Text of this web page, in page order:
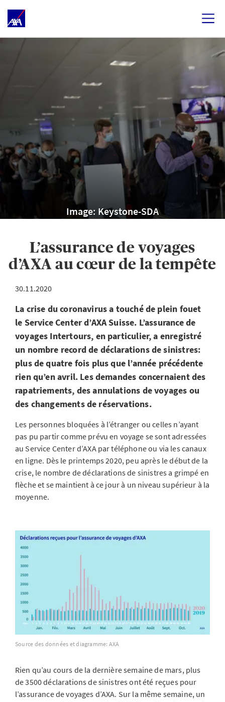
Image: Keystone-SDA
L’assurance de voyages
d’AXA au cœur de la tempête
30.11.2020
La crise du coronavirus a touché de plein fouet
le Service Center d’AXA Suisse. L’assurance de
voyages Intertours, en particulier, a enregistré
un nombre record de déclarations de sinistres:
plus de quatre fois plus que l’année précédente
rien qu’en avril. Les demandes concernaient des
rapatriements, des annulations de voyages ou
des changements de réservations.
Les personnes bloquées à l’étranger ou celles n’ayant
pas pu partir comme prévu en voyage se sont adressées
au Service Center d’AXA par téléphone ou via les canaux
en ligne. Dès le printemps 2020, peu après le début de la
crise, le nombre de déclarations de sinistres a grimpé en
flèche et se maintient à ce jour à un niveau supérieur à la
moyenne.
Source des données et diagramme: AXA
Rien qu’au cours de la dernière semaine de mars, plus
de 3500 déclarations de sinistres ont été reçues pour
l’assurance de voyages d’AXA. Sur la même semaine, un